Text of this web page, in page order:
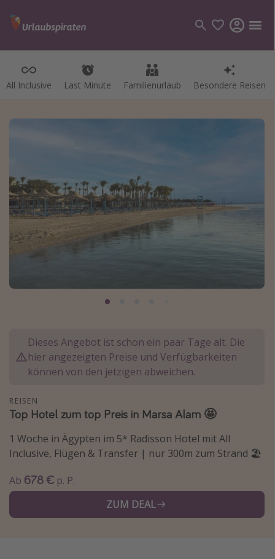
All Inclusive Last Minute Familienurlaub Besondere Reisen
Kategorien
Reiseziele
Alle Reiseziele
Bodensee Urlaub
Normandie Urlaub
Kefalonia Urlaub
Krabi Urlaub
Sri Lanka Rundreise
Alle Reisethemen
Dieses Angebot ist schon ein paar Tage alt. Die
hier angezeigten Preise und Verfügbarkeiten
können von den jetzigen abweichen.
REISEN
Top Hotel zum top Preis in Marsa Alam 🤩
1 Woche in Ägypten im 5* Radisson Hotel mit All
Inclusive, Flügen & Transfer | nur 300m zum Strand 🏖️
Ab 678 € p. P.
ZUM DEAL